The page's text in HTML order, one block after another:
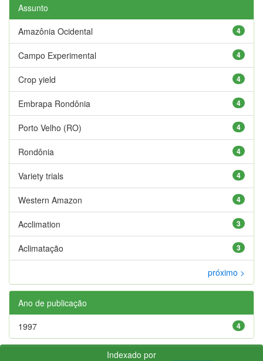
Assunto
4
Amazônia Ocidental
4
Campo Experimental
4
Crop yield
4
Embrapa Rondônia
4
Porto Velho (RO)
4
Rondônia
4
Variety trials
4
Western Amazon
3
Acclimation
3
Aclimatação
próximo >
Ano de publicação
4
1997
Indexado por